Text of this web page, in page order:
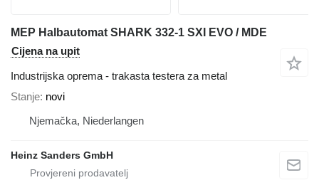
MEP Halbautomat SHARK 332-1 SXI EVO / MDE
Cijena na upit
Industrijska oprema - trakasta testera za metal
Stanje novi
Njemačka, Niederlangen
Heinz Sanders GmbH